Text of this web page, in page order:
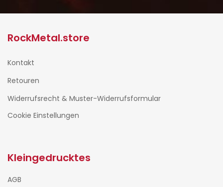
RockMetal.store
Kontakt
Retouren
Widerrufsrecht & Muster-Widerrufsformular
Cookie Einstellungen
Kleingedrucktes
AGB